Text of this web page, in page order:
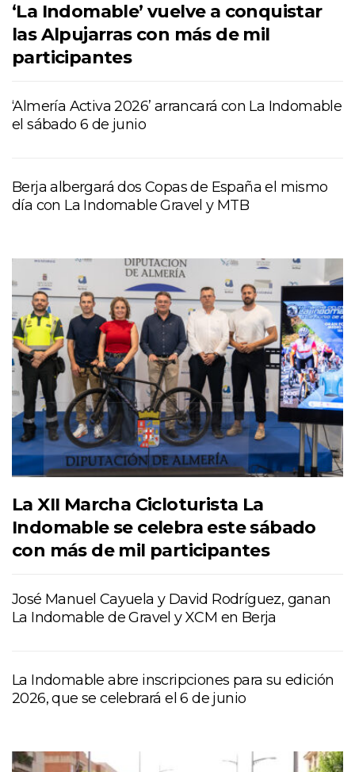
‘La Indomable’ vuelve a conquistar
las Alpujarras con más de mil
participantes
‘Almería Activa 2026’ arrancará con La Indomable
el sábado 6 de junio
Berja albergará dos Copas de España el mismo
día con La Indomable Gravel y MTB
La XII Marcha Cicloturista La
Indomable se celebra este sábado
con más de mil participantes
José Manuel Cayuela y David Rodríguez, ganan
La Indomable de Gravel y XCM en Berja
La Indomable abre inscripciones para su edición
2026, que se celebrará el 6 de junio